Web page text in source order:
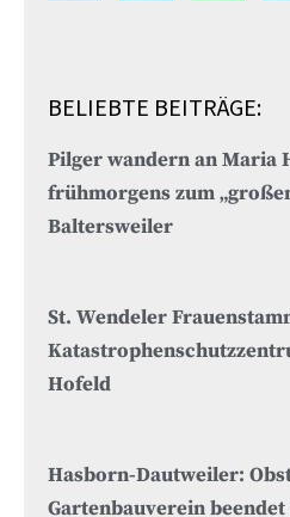
BELIEBTE BEITRÄGE:
Pilger wandern an Maria
frühmorgens zum
Baltersweiler
St. Wendeler
Hofeld
Hasborn-Dautweiler:
Gartenbauverein